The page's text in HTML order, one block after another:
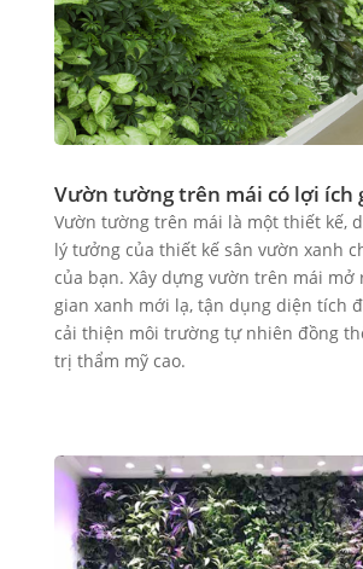
Vườn tường trên mái có lợi ích
Vườn tường trên mái là một thiết kế,
lý tưởng của thiết kế sân vườn xanh
của bạn. Xây dựng vườn trên mái mở
gian xanh mới lạ, tận dụng diện tích
cải thiện môi trường tự nhiên đồng
trị thẩm mỹ cao.